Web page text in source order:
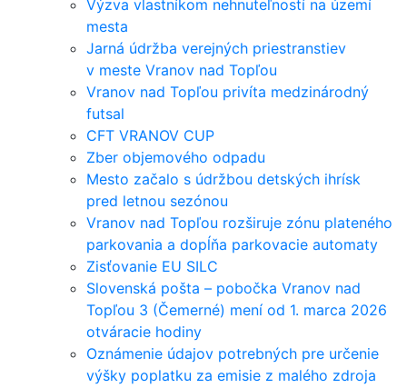
Výzva vlastníkom nehnuteľností na území
mesta
Jarná údržba verejných priestranstiev
v meste Vranov nad Topľou
Vranov nad Topľou privíta medzinárodný
futsal
CFT VRANOV CUP
Zber objemového odpadu
Mesto začalo s údržbou detských ihrísk
pred letnou sezónou
Vranov nad Topľou rozširuje zónu plateného
parkovania a dopĺňa parkovacie automaty
Zisťovanie EU SILC
Slovenská pošta – pobočka Vranov nad
Topľou 3 (Čemerné) mení od 1. marca 2026
otváracie hodiny
Oznámenie údajov potrebných pre určenie
výšky poplatku za emisie z malého zdroja